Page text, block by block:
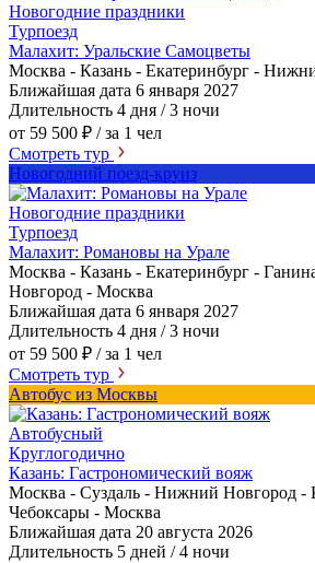
Новогодние праздники
Турпоезд
Малахит: Уральские Самоцветы
Москва - Казань - Екатеринбург -
Ближайшая дата 6 января 2027
Длительность 4 дня / 3 ночи
от 59 500 ₽ / за 1 чел
Смотреть тур
Новогодний поезд-круиз
Новогодние праздники
Турпоезд
Малахит: Романовы на Урале
Москва - Казань - Екатеринбург -
Новгород - Москва
Ближайшая дата 6 января 2027
Длительность 4 дня / 3 ночи
от 59 500 ₽ / за 1 чел
Смотреть тур
Автобус из Москвы
Автобусный
Круглогодично
Казань: Гастрономический вояж
Москва - Суздаль - Нижний Новгород -
Чебоксары - Москва
Ближайшая дата 20 августа 2026
Длительность 5 дней / 4 ночи